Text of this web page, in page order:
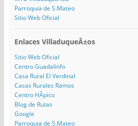
Parroquia de S.Mateo
Sitio Web Oficial
Enlaces VilladuqueÃ±os
Sitio Web Oficial
Centro Guadalinfo
Casa Rural El Verdinal
Casas Rurales Ramos
Centro HÃ­pico
Blog de Rutas
Google
Parroquia de S.Mateo